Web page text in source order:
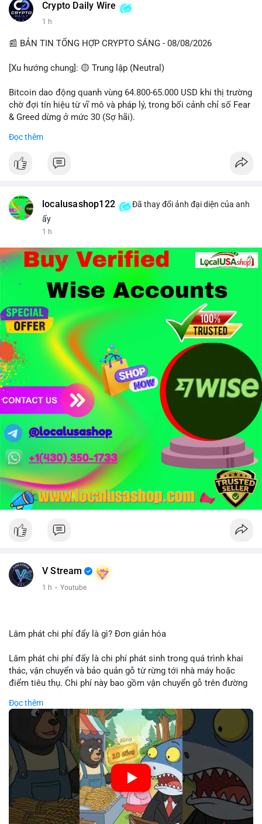
Crypto Daily Wire
1 h
📰 BẢN TIN TỔNG HỢP CRYPTO SÁNG - 08/08/2026
[Xu hướng chung]: 🟡 Trung lập (Neutral)
Bitcoin dao động quanh vùng 64.800-65.000 USD khi thị trường
chờ đợi tín hiệu từ vĩ mô và pháp lý, trong bối cảnh chỉ số Fear
& Greed dừng ở mức 30 (Sợ hãi).
- Thị trường & Giá cả: Chuỗi giao dịch cá voi BTC diễn ra dày
triệu USD lúc 08:19 UTC và 61,37 BTC (gần 4 triệu USD) lúc
- Quy định & Pháp lý: Thượng viện Mỹ mở giai đoạn đầu bình
chọn Bill Clarity Act, cần 60 phiếu để tiến tới tháng tới. IMF
được dollar hỗ trợ. Tòa án Mỹ cho phép Bybit truy xuất tài sản
1,5 tỷ USD từ vụ hack Triều Tiên.
- Công nghệ & Bảo mật: BTCPay cảnh báo exploit mới trên
LND có thể đánh cắp thông tin đăng nhập Lightning Network,
người dùng cần cập nhật ngay. XRP Ledger đề xuất sửa đổi bảo
mật token hóa tài sản Wall Street trị giá 530 triệu USD.
Nhà đầu tư nên thận trọng với đòn bẩy cao khi Funding Rate
BTC chỉ ở mức 0.0035%. Vùng Fear hiện tại có thể là cơ hội
tích lũy dài hạn nhưng cần chờ xác nhận dòng tiền.
Xem chi tiết các bài viết đầy đủ tại dòng thời gian của Vlike.vn!
#whalealertbtc #clarityact #lightningexploit #bybitlazarus
#xrpledger
Đọc thêm
localusashop122
Đã thay đổi ảnh đại diện của anh
ấy
1 h
V Stream
1 h · Youtube
Lâm phát chi phí đẩy là gì? Đơn giản hóa
Lâm phát chi phí đẩy là chi phí phát sinh trong quá trình khai
thác, vận chuyển và bảo quản gỗ từ rừng tới nhà máy hoặc
điểm tiêu thụ. Chi phí này bao gồm vận chuyển gỗ trên đường
điều kiện địa hình. Việc hiểu rõ chi phí đẩy giúp doanh nghiệp
lâm nghiệp tối ưu hoá chuỗi cung ứng và kiểm soát lợi nhuận.
🎥 Xem video trực tiếp tại:
Nguồn: Cú Thông Thái
Đọc thêm